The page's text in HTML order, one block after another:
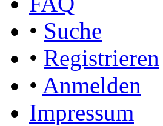
• Suche
• Registrieren
• Anmelden
Impressum